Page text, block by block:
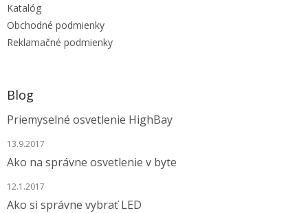
Katalóg
Obchodné podmienky
Reklamačné podmienky
Blog
Priemyselné osvetlenie HighBay
13.9.2017
Ako na správne osvetlenie v byte
12.1.2017
Ako si správne vybrať LED